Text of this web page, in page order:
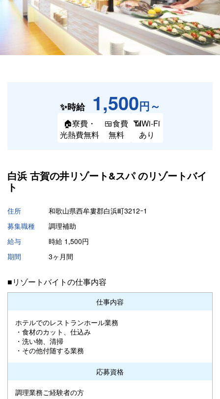
✨時給 1,500円～
🏠寮費・
光熱費無料
🍱食費
無料
📶Wi-Fi
あり
白浜 古賀の井リゾート&スパ のリゾートバイ
ト
住所
和歌山県西牟婁郡白浜町3212ｰ1
募集職種
調理補助
給与
時給 1,500円
期間
3ヶ月間
■リゾートバイトの仕事内容
仕事内容
ホテルでのレストランホール業務
・食材のカット、仕込み
・洗い物、清掃
・その他付随する業務
応募資格
調理業務ご経験者の方